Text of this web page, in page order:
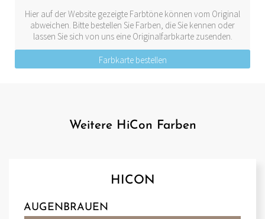
Hier auf der Website gezeigte Farbtöne können vom Original
abweichen. Bitte bestellen Sie Farben, die Sie kennen oder
lassen Sie sich von uns eine Originalfarbkarte zusenden.
Farbkarte bestellen
Weitere HiCon Farben
HICON
AUGENBRAUEN